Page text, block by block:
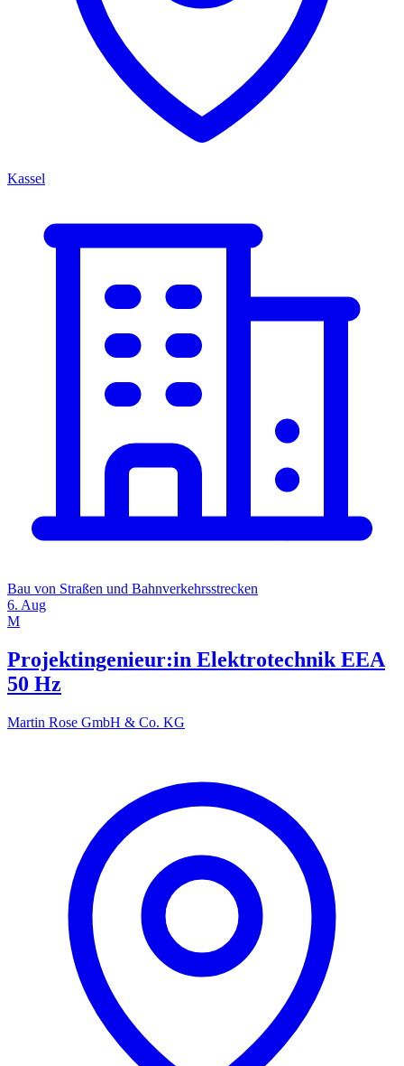
Kassel
Bau von Straßen und Bahnverkehrsstrecken
6. Aug
M
Projektingenieur:in Elektrotechnik EEA
50 Hz
Martin Rose GmbH & Co. KG